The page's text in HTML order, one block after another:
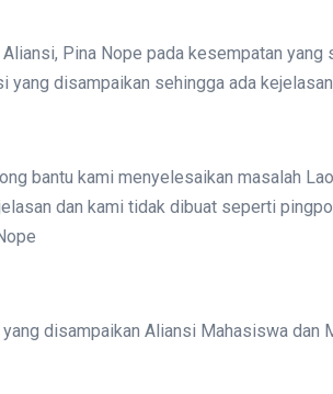
Pina Nope pada kesempatan
yang disampaikan sehingga ada
bantu kami menyelesaikan masalah
dan kami tidak dibuat seperti
disampaikan Aliansi Mahasiswa dan